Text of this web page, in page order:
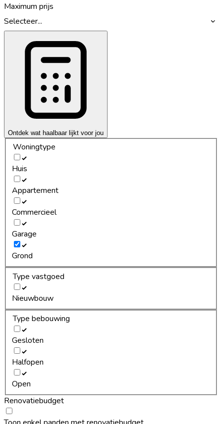
Maximum prijs
Selecteer...
Ontdek wat haalbaar lijkt voor jou
Woningtype
Huis
Appartement
Commercieel
Garage
Grond
Type vastgoed
Nieuwbouw
Type bebouwing
Gesloten
Halfopen
Open
Renovatiebudget